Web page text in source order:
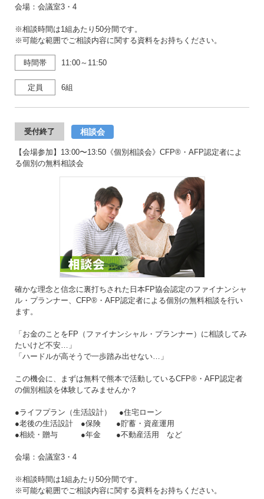
会場：会議室3・4
※相談時間は1組あたり50分間です。
※可能な範囲でご相談内容に関する資料をお持ちください。
時間帯 11:00～11:50
定員 6組
受付終了 相談会
【会場参加】13:00〜13:50《個別相談会》CFP®・AFP認定者によ
る個別の無料相談会
確かな理念と信念に裏打ちされた日本FP協会認定のファイナンシャ
ル・プランナー、CFP®・AFP認定者による個別の無料相談を行い
ます。
「お金のことをFP（ファイナンシャル・プランナー）に相談してみ
たいけど不安…」
「ハードルが高そうで一歩踏み出せない…」
この機会に、まずは無料で熊本で活動しているCFP®・AFP認定者
の個別相談を体験してみませんか？
●ライフプラン（生活設計） ●住宅ローン
●老後の生活設計 ●保険 ●貯蓄・資産運用
●相続・贈与 ●年金 ●不動産活用 など
会場：会議室3・4
※相談時間は1組あたり50分間です。
※可能な範囲でご相談内容に関する資料をお持ちください。